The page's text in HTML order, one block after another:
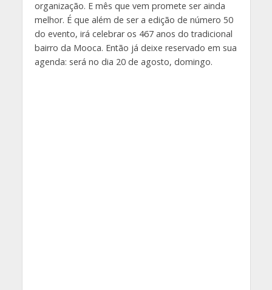
organização. E mês que vem promete ser ainda
melhor. É que além de ser a edição de número 50
do evento, irá celebrar os 467 anos do tradicional
bairro da Mooca. Então já deixe reservado em sua
agenda: será no dia 20 de agosto, domingo.